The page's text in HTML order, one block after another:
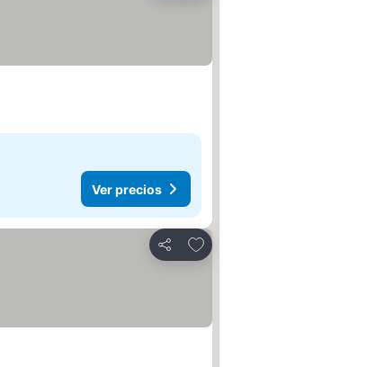
Ver precios
Compartir
Agregar a favoritos